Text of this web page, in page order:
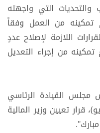
التي واجهته
تمكينه من العمل وفقاً
اللازمة لإصلاح عددٍ
من إجراء التعديل
القيادة الرئاسي
وقّع الجمعة (2 مايو)، قرار تعيين وزير المالية